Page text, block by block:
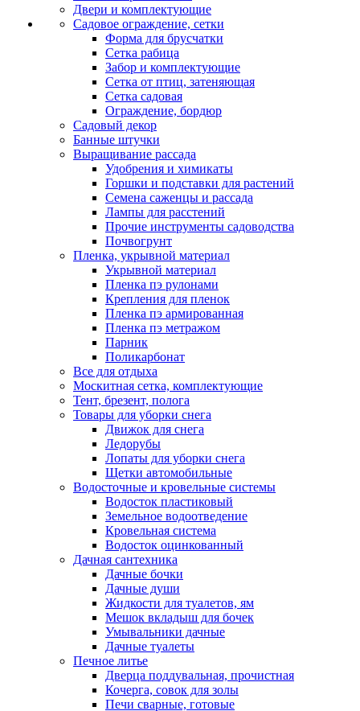
Двери и комплектующие
Садовое ограждение, сетки
Форма для брусчатки
Сетка рабица
Забор и комплектующие
Сетка от птиц, затеняющая
Сетка садовая
Ограждение, бордюр
Садовый декор
Банные штучки
Выращивание рассада
Удобрения и химикаты
Горшки и подставки для растений
Семена саженцы и рассада
Лампы для расстений
Прочие инструменты садоводства
Почвогрунт
Пленка, укрывной материал
Укрывной материал
Пленка пэ рулонами
Крепления для пленок
Пленка пэ армированная
Пленка пэ метражом
Парник
Поликарбонат
Все для отдыха
Москитная сетка, комплектующие
Тент, брезент, полога
Товары для уборки снега
Движок для снега
Ледорубы
Лопаты для уборки снега
Щетки автомобильные
Водосточные и кровельные системы
Водосток пластиковый
Земельное водоотведение
Кровельная система
Водосток оцинкованный
Дачная сантехника
Дачные бочки
Дачные души
Жидкости для туалетов, ям
Мешок вкладыш для бочек
Умывальники дачные
Дачные туалеты
Печное литье
Дверца поддувальная, прочистная
Кочерга, совок для золы
Печи сварные, готовые